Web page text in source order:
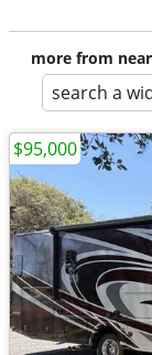
more from
search a
$95,000